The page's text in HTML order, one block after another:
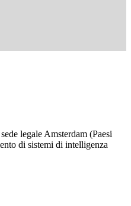
legale Amsterdam (Paesi
di sistemi di intelligenza